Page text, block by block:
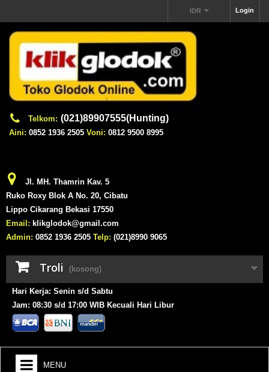
Login
IDR
Telkom: (021)89907555(Hunting)
Aini: 0852 1936 2505 Voni: 0812 9500 8995
Jl. MH. Thamrin Kav. 5
Ruko Roxy Blok A No. 20, Cibatu
Lippo Cikarang Bekasi 17550
Email: klikglodok@gmail.com
Admin: 0852 1936 2505 Telp: (021)8990 9065
Troli (kosong)
Hari Kerja: Senin s/d Sabtu
Jam: 08:30 s/d 17:00 WIB Kecuali Hari Libur
MENU